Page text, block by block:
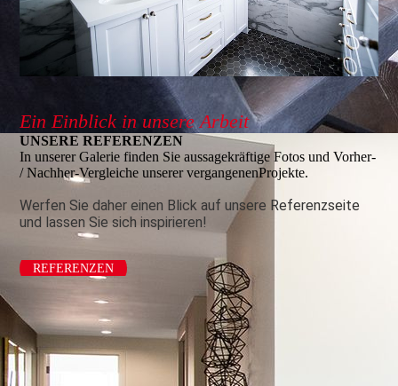
Ein Einblick in unsere Arbeit
UNSERE REFERENZEN
In unserer Galerie finden Sie aussagekräftige Fotos und Vorher-
/ Nachher-Vergleiche unserer vergangenenProjekte.
Werfen Sie daher einen Blick auf unsere Referenzseite
und lassen Sie sich inspirieren!
REFERENZEN